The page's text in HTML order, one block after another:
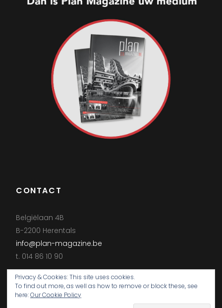
CONTACT
Belgiëlaan 4B
B-2200 Herentals
info@plan-magazine.be
t. 014 86 10 90
Privacy & Cookies: This site uses cookies.
To find out more, as well as how to remove or block these, see
here:Our Cookie Policy